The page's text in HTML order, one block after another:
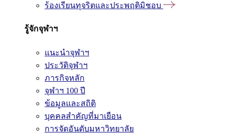
ร้องเรียนทุจริตและประพฤติมิชอบ
รู้จักจุฬาฯ
แนะนำจุฬาฯ
ประวัติจุฬาฯ
ภารกิจหลัก
จุฬาฯ 100 ปี
ข้อมูลและสถิติ
บุคคลสำคัญที่มาเยือน
การจัดอันดับมหาวิทยาลัย